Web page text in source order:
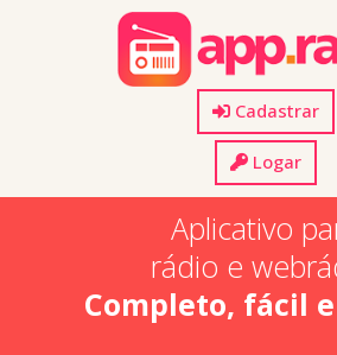
Cadastrar
Logar
Aplicativo
rádio e
Completo, fácil